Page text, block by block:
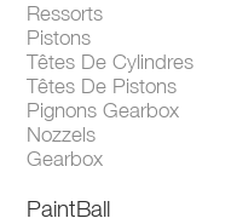
Ressorts
Pistons
Têtes De Cylindres
Têtes De Pistons
Pignons Gearbox
Nozzels
Gearbox
PaintBall